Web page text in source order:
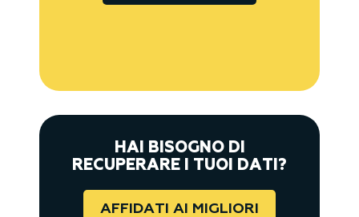
HAI BISOGNO DI
RECUPERARE I TUOI DATI?
AFFIDATI AI MIGLIORI